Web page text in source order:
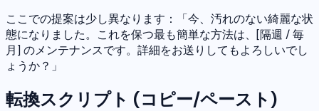
ここでの提案は少し異なります：「今、汚れのない綺麗な状
態になりました。これを保つ最も簡単な方法は、[隔週 / 毎
月] のメンテナンスです。詳細をお送りしてもよろしいでし
ょうか？」
転換スクリプト (コピー/ペースト)